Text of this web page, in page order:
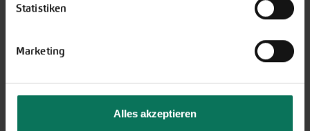
Statistiken
Marketing
Alles akzeptieren
Sofort versandfertig,
inkl. MwSt.des Lieferlandes